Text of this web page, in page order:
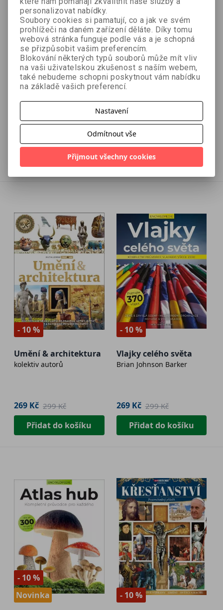
- 10 %
Proč o tom
nemluvíme?!
338 Kč
Přidat do košíku
- 10 %
Dvanáctá planeta
Zecharia Sitchin
314 Kč
Přidat do košíku
- 10 %
Umění & architektura
kolektiv autorů
269 Kč 299 Kč
Přidat do košíku
- 10 %
Vlajky celého světa
Brian Johnson Barker
269 Kč 299 Kč
Přidat do košíku
- 10 %
Novinka
- 10 %
personalizovat nabídky.
Soubory cookies si pamatují, co a jak ve svém
prohlížeči na daném zařízení děláte. Díky tomu
webová stránka funguje podle vás a je schopná
se přizpůsobit vašim preferencím.
Blokování některých typů souborů může mít vliv
na vaši uživatelskou zkušenost s naším webem,
také nebudeme schopni poskytnout vám nabídku
na základě vašich preferencí.
Nastavení
Odmítnout vše
Přijmout všechny cookies